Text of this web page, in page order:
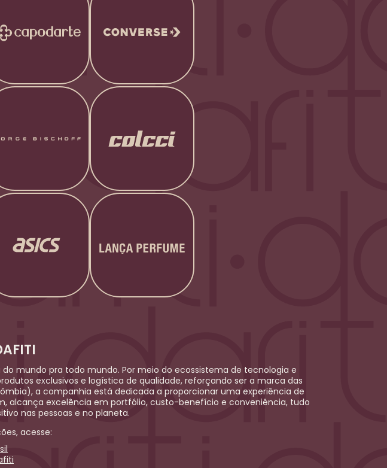
mundo pra todo mundo. Por meio do ecossistema de tecnologia e
exclusivos e logística de qualidade, reforçando ser a marca das
a companhia está dedicada a proporcionar uma experiência de
alcança excelência em portfólio, custo-benefício e conveniência, tudo
nas pessoas e no planeta.
acesse: